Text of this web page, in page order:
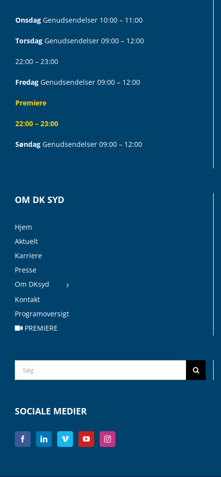
Onsdag Genudsendelser 10:00 – 11:00
Torsdag Genudsendelser 09:00 – 12:00
22:00 – 23:00
Fredag Genudsendelser 09:00 – 12:00
Premiere
22:00 – 23:00
Søndag Genudsendelser 09:00 – 12:00
OM DK SYD
Hjem
Aktuelt
Karriere
Presse
Om DKsyd
Kontakt
Programoversigt
PREMIERE
Search
for:
SOCIALE MEDIER